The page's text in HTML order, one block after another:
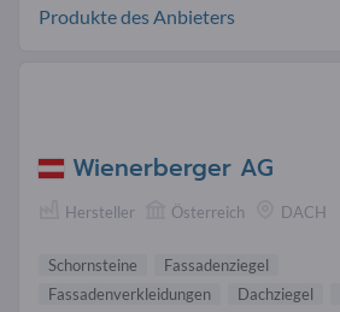
Produkte des Anbieters
Wienerberger AG
Hersteller Österreich DACH
Schornsteine
Fassadenziegel
Fassadenverkleidungen
Dachziegel